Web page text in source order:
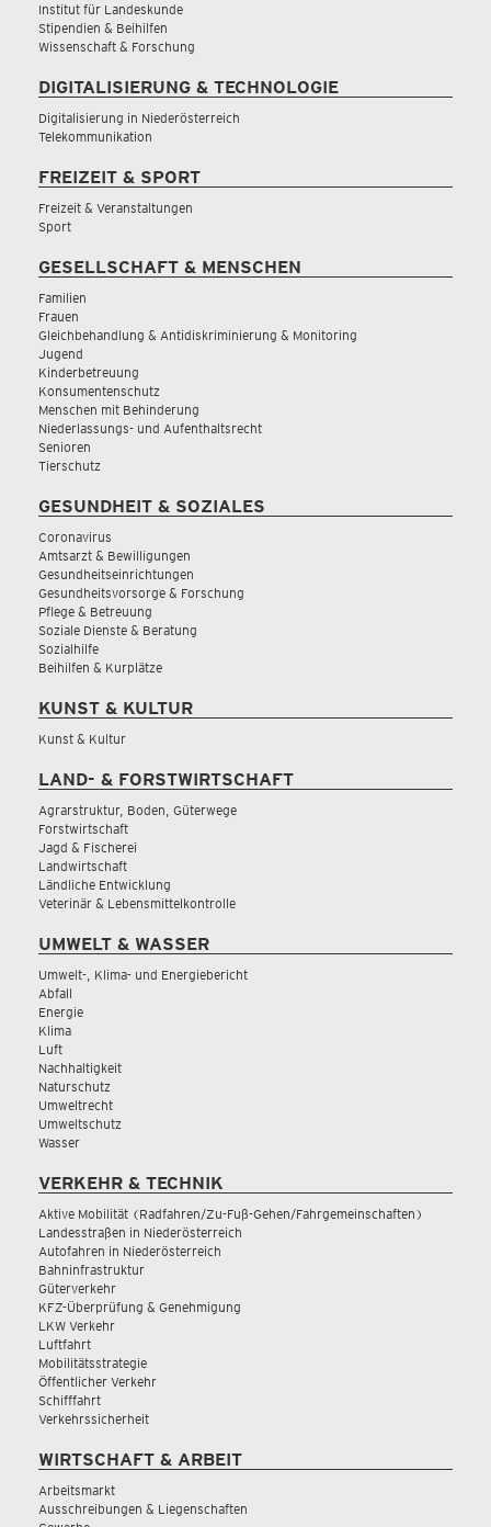
Institut für Landeskunde
Stipendien & Beihilfen
Wissenschaft & Forschung
DIGITALISIERUNG & TECHNOLOGIE
Digitalisierung in Niederösterreich
Telekommunikation
FREIZEIT & SPORT
Freizeit & Veranstaltungen
Sport
GESELLSCHAFT & MENSCHEN
Familien
Frauen
Gleichbehandlung & Antidiskriminierung & Monitoring
Jugend
Kinderbetreuung
Konsumentenschutz
Menschen mit Behinderung
Niederlassungs- und Aufenthaltsrecht
Senioren
Tierschutz
GESUNDHEIT & SOZIALES
Coronavirus
Amtsarzt & Bewilligungen
Gesundheitseinrichtungen
Gesundheitsvorsorge & Forschung
Pflege & Betreuung
Soziale Dienste & Beratung
Sozialhilfe
Beihilfen & Kurplätze
KUNST & KULTUR
Kunst & Kultur
LAND- & FORSTWIRTSCHAFT
Agrarstruktur, Boden, Güterwege
Forstwirtschaft
Jagd & Fischerei
Landwirtschaft
Ländliche Entwicklung
Veterinär & Lebensmittelkontrolle
UMWELT & WASSER
Umwelt-, Klima- und Energiebericht
Abfall
Energie
Klima
Luft
Nachhaltigkeit
Naturschutz
Umweltrecht
Umweltschutz
Wasser
VERKEHR & TECHNIK
Aktive Mobilität (Radfahren/Zu-Fuß-Gehen/Fahrgemeinschaften)
Landesstraßen in Niederösterreich
Autofahren in Niederösterreich
Bahninfrastruktur
Güterverkehr
KFZ-Überprüfung & Genehmigung
LKW Verkehr
Luftfahrt
Mobilitätsstrategie
Öffentlicher Verkehr
Schifffahrt
Verkehrssicherheit
WIRTSCHAFT & ARBEIT
Arbeitsmarkt
Ausschreibungen & Liegenschaften